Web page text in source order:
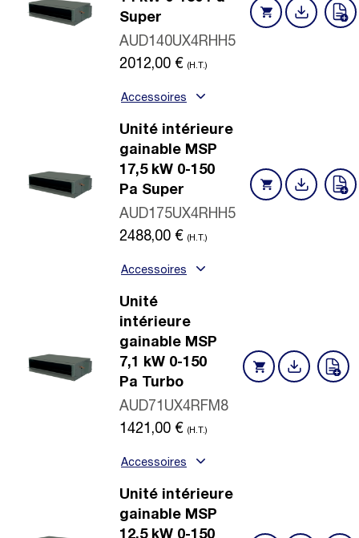
Super
AUD140UX4RHH5
2012,00 € (H.T.)
Accessoires
Unité intérieure
gainable MSP
17,5 kW 0-150
Pa Super
AUD175UX4RHH5
2488,00 € (H.T.)
Accessoires
Unité
intérieure
gainable MSP
7,1 kW 0-150
Pa Turbo
AUD71UX4RFM8
1421,00 € (H.T.)
Accessoires
Unité intérieure
gainable MSP